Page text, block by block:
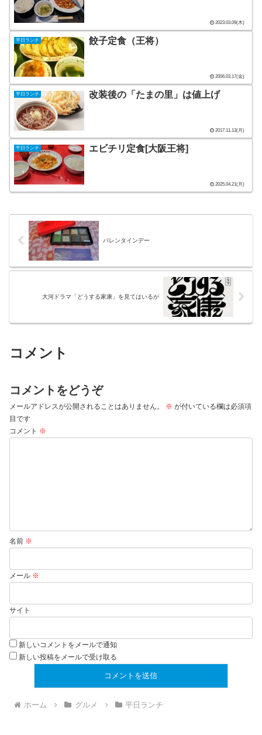
2023.03.09(木)
平日ランチ 餃子定食（王将）
2006.03.17(金)
平日ランチ 改装後の「たまの里」は値上げ
2017.11.13(月)
平日ランチ エビチリ定食[大阪王将]
2025.04.21(月)
バレンタインデー
大河ドラマ「どうする家康」を見てはいるが
コメント
コメントをどうぞ
メールアドレスが公開されることはありません。 ※ が付いている欄は必須項
目です
コメント ※
名前 ※
メール ※
サイト
新しいコメントをメールで通知
新しい投稿をメールで受け取る
ホーム グルメ 平日ランチ